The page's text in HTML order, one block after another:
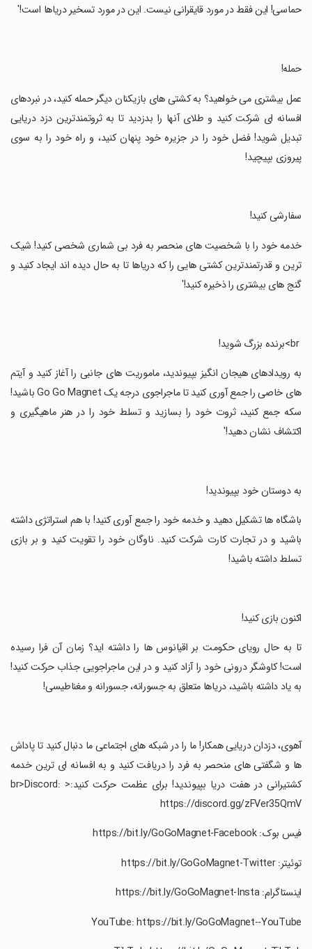
حماسی! این فقط در مورد قایقرانی نیست. این در مورد تسخیر دریاها است!'
‏حمله!
‏عمل بیشتری می خواهید؟ به کشتی های بازیکنان دیگر حمله کنید، در نبردهای
افسانه ای شرکت کنید و طلای آنها را بدزدید تا به ثروتمندترین دزد دریایی
تبدیل شوید! فضل خود را در جزیره خود پنهان کنید، و راه خود را به سوی
پیروزی بپیچید!
‏سفارشی کنید!
‏خدمه خود را با شخصیت های منحصر به فرد بی شماری شخصی کنید! شیک
ترین و قدرتمندترین کشتی هایی را که دریاها تا به حال دیده اند ایجاد کنید و
گنج های بیشتری را ذخیره کنید!'
‏ br>برنده بزرگ شوید!
‏به رویدادهای هیجان انگیز بپیوندید، ماموریت های جانبی را آغاز کنید و آیتم
های خاصی را جمع آوری کنید تا ماجراجوی درجه یک Go Go Magnet باشید!
سکه جمع کنید، ثروت خود را بسازید و تسلط خود را در هنر ماهیگیری و
اکتشاف نشان دهید!'
‏به دوستان خود بپیوندید!
‏باشگاه ها تشکیل دهید و خدمه خود را جمع آوری کنید! با هم استراتژی داشته
باشید و در تجارت کارت شرکت کنید. ناوگان خود را تقویت کنید و بر بازی
تسلط داشته باشید!
‏اکنون بازی کنید!
‏تا به حال رویای حکومت بر اقیانوس ها را داشته اید؟ زمان آن فرا رسیده
است! کاوشگر درونی خود را آزاد کنید و در این ماجراجویی جذاب حرکت کنید!
به یاد داشته باشید، دریاها متعلق به جسورانه، جسورانه و مغناطیسی!
‏آهوی، دزدان دریایی همکار! ما را در شبکه های اجتماعی ما دنبال کنید تا پاداش
ها و شگفتی های منحصر به فرد را دریافت کنید و به افسانه ای ترین خدمه
کشتیرانی در هفت دریا بپیوندید! برای عظمت حرکت کنید:< br>Discord:
https://discord.gg/zFVer35QmV
‏فیس بوک: https://bit.ly/GoGoMagnet-Facebook
‏توئیتر: https://bit.ly/GoGoMagnet-Twitter
‏اینستاگرام: https://bit.ly/GoGoMagnet-Insta